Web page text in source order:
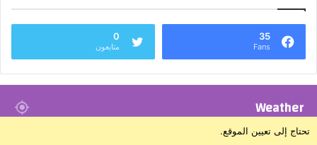
35
Fans
0
متابعون
Weather
تحتاج إلى تعيين الموقع.